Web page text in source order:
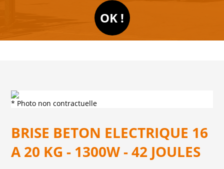
* Photo non contractuelle
BRISE BETON ELECTRIQUE 16
A 20 KG - 1300W - 42 JOULES